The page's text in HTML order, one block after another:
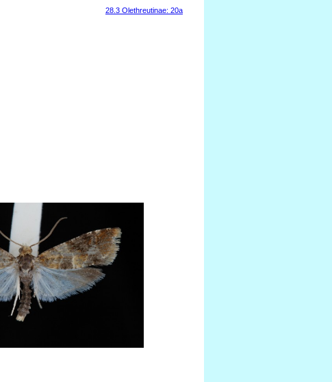
28.3 Olethreutinae: 20a